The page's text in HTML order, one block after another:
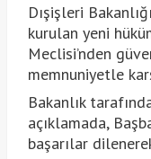
Dışişleri
kurulan yeni
Meclisi’nden
memnuniyetle
Bakanlık
açıklamada,
başarılar